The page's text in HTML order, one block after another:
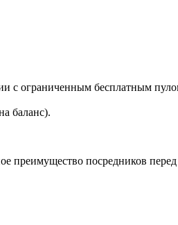
с ограниченным бесплатным
баланс).
преимущество посредников